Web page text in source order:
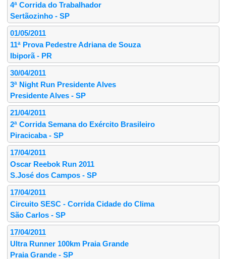
4ª Corrida do Trabalhador
Sertãozinho - SP
01/05/2011
11ª Prova Pedestre Adriana de Souza
Ibiporã - PR
30/04/2011
3ª Night Run Presidente Alves
Presidente Alves - SP
21/04/2011
2ª Corrida Semana do Exército Brasileiro
Piracicaba - SP
17/04/2011
Oscar Reebok Run 2011
S.José dos Campos - SP
17/04/2011
Circuito SESC - Corrida Cidade do Clima
São Carlos - SP
17/04/2011
Ultra Runner 100km Praia Grande
Praia Grande - SP